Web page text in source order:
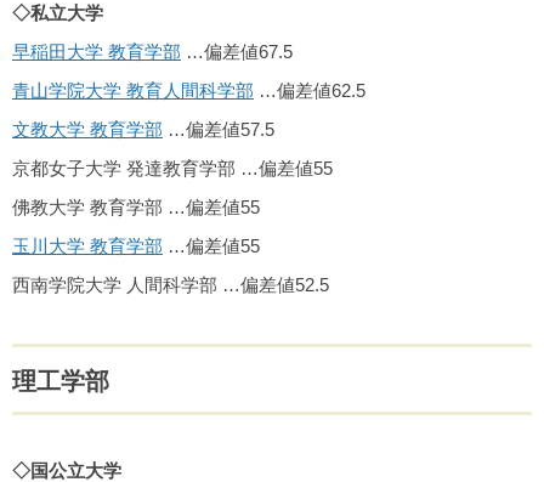
◇私立大学
早稲田大学 教育学部 …偏差値67.5
青山学院大学 教育人間科学部 …偏差値62.5
文教大学 教育学部 …偏差値57.5
京都女子大学 発達教育学部 …偏差値55
佛教大学 教育学部 …偏差値55
玉川大学 教育学部 …偏差値55
西南学院大学 人間科学部 …偏差値52.5
理工学部
◇国公立大学